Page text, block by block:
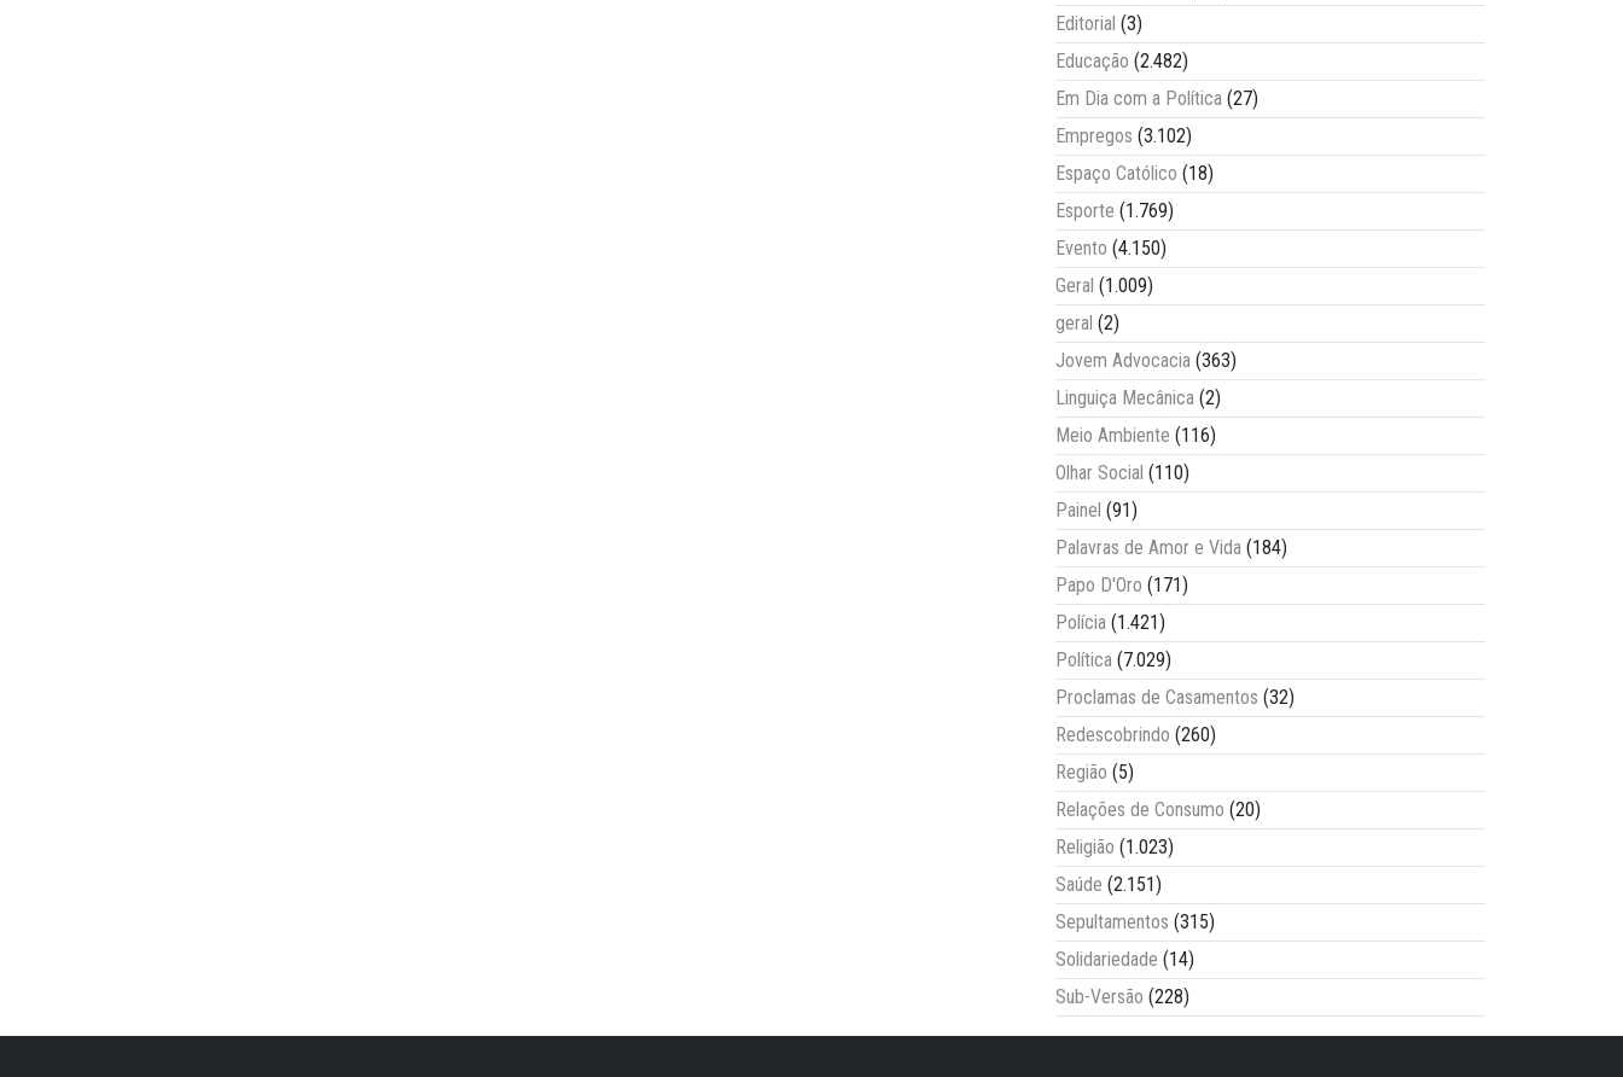
Editorial (3)
Educação (2.482)
Em Dia com a Política (27)
Empregos (3.102)
Espaço Católico (18)
Esporte (1.769)
Evento (4.150)
Geral (1.009)
geral (2)
Jovem Advocacia (363)
Linguiça Mecânica (2)
Meio Ambiente (116)
Olhar Social (110)
Painel (91)
Palavras de Amor e Vida (184)
Papo D'Oro (171)
Polícia (1.421)
Política (7.029)
Proclamas de Casamentos (32)
Redescobrindo (260)
Região (5)
Relações de Consumo (20)
Religião (1.023)
Saúde (2.151)
Sepultamentos (315)
Solidariedade (14)
Sub-Versão (228)